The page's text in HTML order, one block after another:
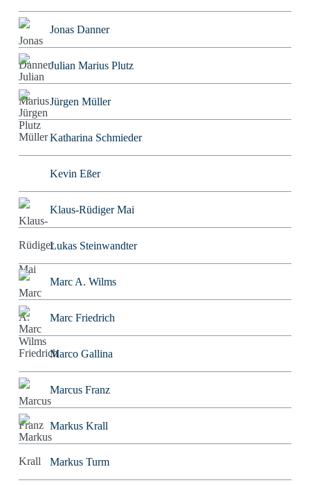
Jonas Danner
Julian Marius Plutz
Jürgen Müller
Katharina Schmieder
Kevin Eßer
Klaus-Rüdiger Mai
Lukas Steinwandter
Marc A. Wilms
Marc Friedrich
Marco Gallina
Marcus Franz
Markus Krall
Markus Turm